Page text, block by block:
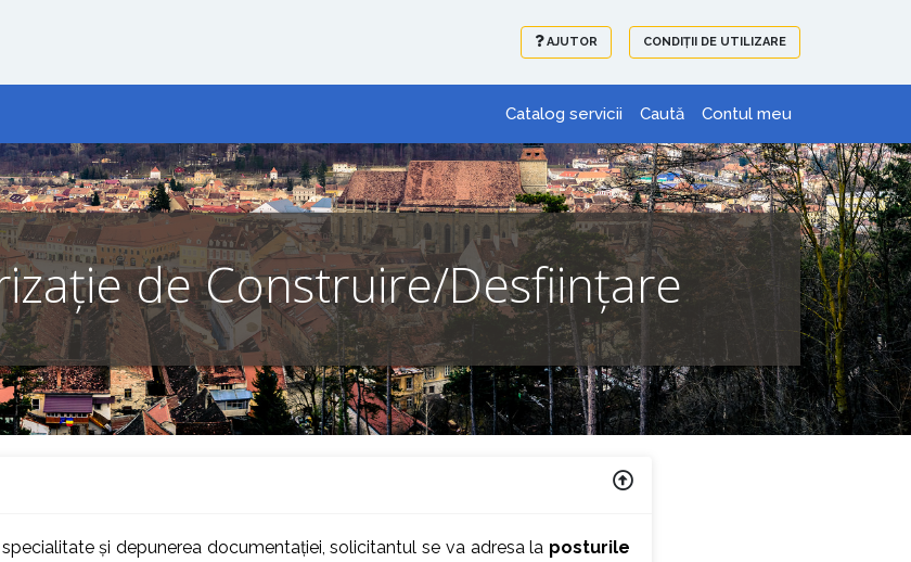
AJUTOR CONDIȚII DE UTILIZARE
Catalog servicii Caută Contul meu
de Construire/Desființare
și depunerea documentației, solicitantul se va adresa la posturile